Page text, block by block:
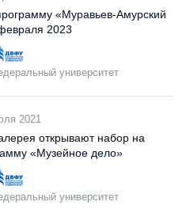
«Муравьев-Амурский
2023
университет
2021
открывают набор на
«Музейное дело»
университет